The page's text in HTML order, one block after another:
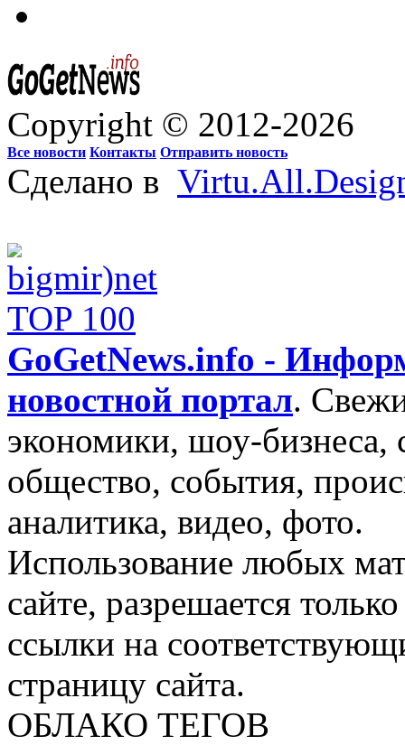
Copyright © 2012-2026
Все новости Контакты Отправить новость
Сделано в
GoGetNews.info -
новостной портал.
экономики, шоу-бизнеса,
общество, события,
аналитика, видео, фото.
Использование любых
сайте, разрешается
ссылки на
страницу сайта.
ОБЛАКО ТЕГОВ